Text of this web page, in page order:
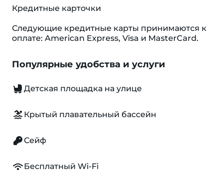
Кредитные карточки
Следующие кредитные карты принимаются к
оплате: American Express, Visa и MasterCard.
Популярные удобства и услуги
Детская площадка на улице
Крытый плавательный бассейн
Сейф
Бесплатный Wi-Fi